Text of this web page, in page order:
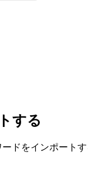
する
ドをインポート